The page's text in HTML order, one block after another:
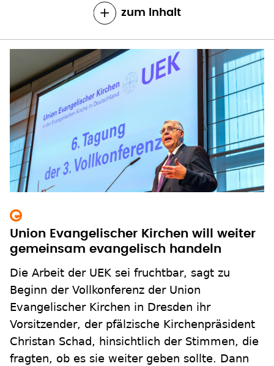
zum Inhalt
Union Evangelischer Kirchen will weiter
gemeinsam evangelisch handeln
Die Arbeit der UEK sei fruchtbar, sagt zu
Beginn der Vollkonferenz der Union
Evangelischer Kirchen in Dresden ihr
Vorsitzender, der pfälzische Kirchenpräsident
Christan Schad, hinsichtlich der Stimmen, die
fragten, ob es sie weiter geben sollte. Dann